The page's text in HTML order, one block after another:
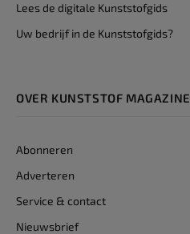
Lees de digitale Kunststofgids
Uw bedrijf in de Kunststofgids?
OVER KUNSTSTOF MAGAZINE
Abonneren
Adverteren
Service & contact
Nieuwsbrief